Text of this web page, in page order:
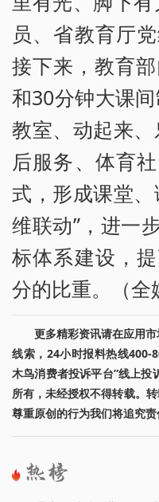
员、省教育厅
接下来，教育
和30分钟大课
教室、动起来
后服务、体育
式，形成课堂
维联动”，进一
标体系建设，
分的比重。（全
更多精彩资讯请在应用
线索，24小时报料热线400-
木鸟消费者投诉平台”线上投
所有，未经授权不得转载。
尊重原创的行为我们将追究责